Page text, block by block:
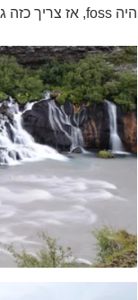
היה foss, אז צריך כזה גם בערב